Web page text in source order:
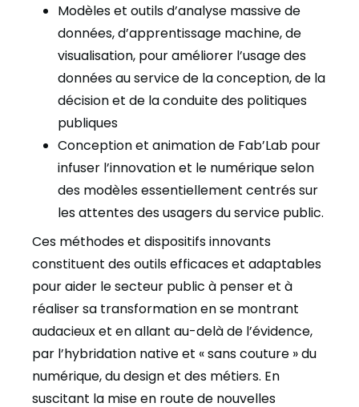
Modèles et outils d’analyse massive de
données, d’apprentissage machine, de
visualisation, pour améliorer l’usage des
données au service de la conception, de la
décision et de la conduite des politiques
publiques
Conception et animation de Fab’Lab pour
infuser l’innovation et le numérique selon
des modèles essentiellement centrés sur
les attentes des usagers du service public.
Ces méthodes et dispositifs innovants
constituent des outils efficaces et adaptables
pour aider le secteur public à penser et à
réaliser sa transformation en se montrant
audacieux et en allant au-delà de l’évidence,
par l’hybridation native et « sans couture » du
numérique, du design et des métiers. En
suscitant la mise en route de nouvelles